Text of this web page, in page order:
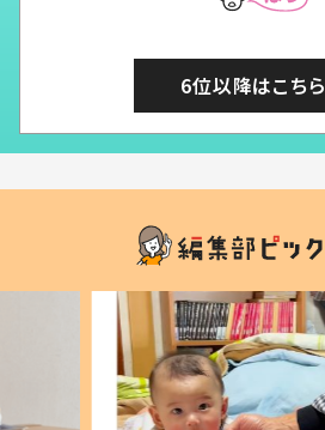
6位以降はこちら